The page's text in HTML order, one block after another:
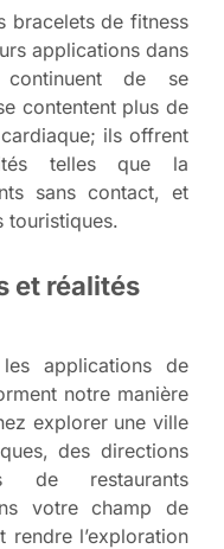
bracelets de fitness
applications dans
de se
contentent plus de
ils offrent
telles que la
sans contact, et
touristiques.
et réalités
applications de
notre manière
explorer une ville
des directions
de restaurants
votre champ de
l’exploration